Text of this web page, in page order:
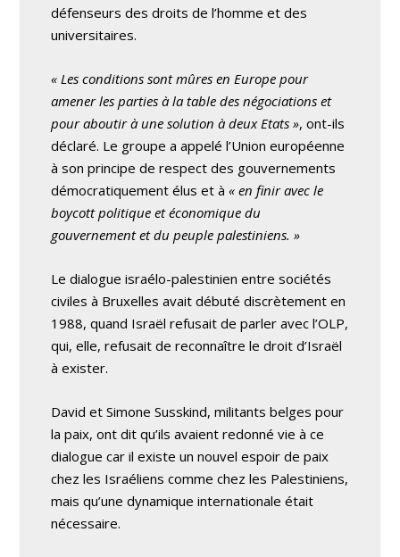
défenseurs des droits de l’homme et des
universitaires.
« Les conditions sont mûres en Europe pour
amener les parties à la table des négociations et
pour aboutir à une solution à deux Etats », ont-ils
déclaré. Le groupe a appelé l’Union européenne
à son principe de respect des gouvernements
démocratiquement élus et à« en finir avec le
boycott politique et économique du
gouvernement et du peuple palestiniens. »
Le dialogue israélo-palestinien entre sociétés
civiles à Bruxelles avait débuté discrètement en
1988, quand Israël refusait de parler avec l’OLP,
qui, elle, refusait de reconnaître le droit d’Israël
à exister.
David et Simone Susskind, militants belges pour
la paix, ont dit qu’ils avaient redonné vie à ce
dialogue car il existe un nouvel espoir de paix
chez les Israéliens comme chez les Palestiniens,
mais qu’une dynamique internationale était
nécessaire.